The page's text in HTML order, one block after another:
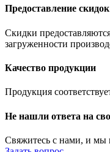
Предоставление скидок
Скидки
загруженности
Качество продукции
Продукция
Не нашли ответа на
Свяжитесь с нами, и мы